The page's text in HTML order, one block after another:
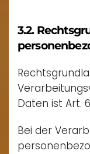
3.2.
Daten ist Art. 6
Bei der